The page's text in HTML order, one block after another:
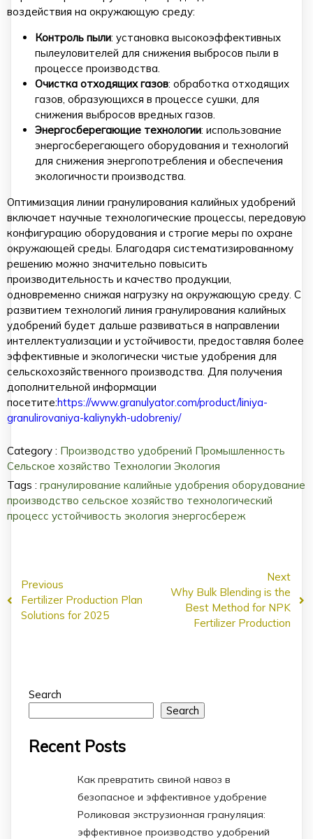
воздействия на окружающую среду:
Контроль пыли: установка высокоэффективных
пылеуловителей для снижения выбросов пыли в
процессе производства.
Очистка отходящих газов: обработка отходящих
газов, образующихся в процессе сушки, для
снижения выбросов вредных газов.
Энергосберегающие технологии: использование
энергосберегающего оборудования и технологий
для снижения энергопотребления и обеспечения
экологичности производства.
Оптимизация линии гранулирования калийных удобрений
включает научные технологические процессы, передовую
конфигурацию оборудования и строгие меры по охране
окружающей среды. Благодаря систематизированному
решению можно значительно повысить
производительность и качество продукции,
одновременно снижая нагрузку на окружающую среду. С
развитием технологий линия гранулирования калийных
удобрений будет дальше развиваться в направлении
интеллектуализации и устойчивости, предоставляя более
эффективные и экологически чистые удобрения для
сельскохозяйственного производства. Для получения
дополнительной информации
посетите:https://www.granulyator.com/product/liniya-
granulirovaniya-kaliynykh-udobreniy/
Category : Производство удобрений Промышленность
Сельское хозяйство Технологии Экология
Tags : гранулирование калийные удобрения оборудование
производство сельское хозяйство технологический
процесс устойчивость экология энергосбереж
Previous
Fertilizer Production Plan
Solutions for 2025
Next
Why Bulk Blending is the
Best Method for NPK
Fertilizer Production
Search
Search
Recent Posts
Как превратить свиной навоз в
безопасное и эффективное удобрение
Роликовая экструзионная грануляция:
эффективное производство удобрений